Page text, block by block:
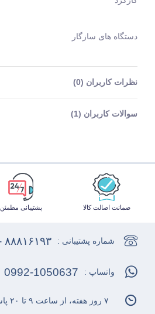
دستگاه های سازگار
نظرات کاربران (0)
سوالات کاربران (1)
ضمانت اصالت کالا پشتیبانی مطمئن
شماره پشتیبانی : ۸۸۸۱۶۱۹۳ - ۰۲۱
واتساپ : 0992-1050637
۷ روز هفته، از ساعت ۹ تا ۲۰ پاسخگوی شما هستیم